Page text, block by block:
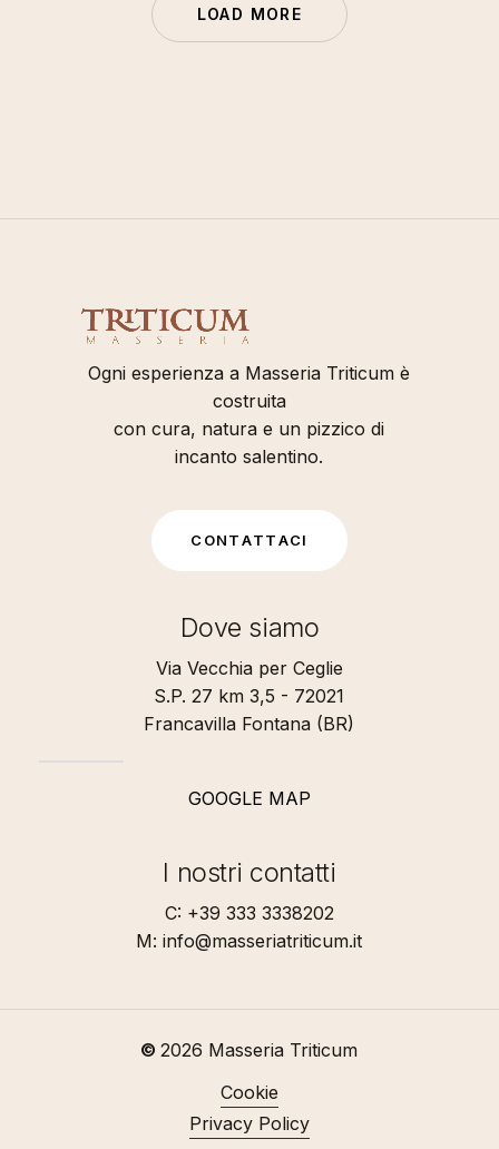
LOAD MORE
Ogni esperienza a Masseria Triticum è
costruita
con cura, natura e un pizzico di
incanto salentino.
CONTATTACI
Dove siamo
Via Vecchia per Ceglie
S.P. 27 km 3,5 - 72021
Francavilla Fontana (BR)
GOOGLE MAP
I nostri contatti
C: +39 333 3338202
M: info@masseriatriticum.it
©2026 Masseria Triticum
Cookie
Privacy Policy